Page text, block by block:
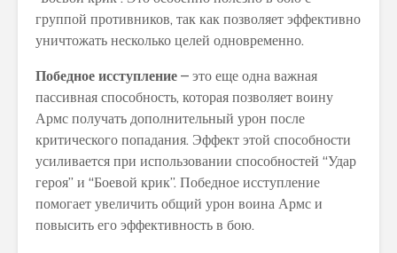
группой противников, так как позволяет эффективно
уничтожать несколько целей одновременно.
Победное исступление – это еще одна важная
пассивная способность, которая позволяет воину
Армс получать дополнительный урон после
критического попадания. Эффект этой способности
усиливается при использовании способностей “Удар
героя” и “Боевой крик”. Победное исступление
помогает увеличить общий урон воина Армс и
повысить его эффективность в бою.